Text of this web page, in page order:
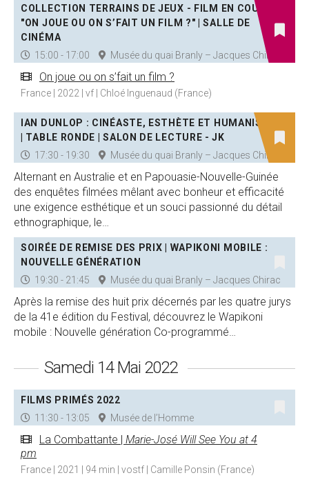
COLLECTION TERRAINS DE JEUX - FILM EN COURS
"ON JOUE OU ON S’FAIT UN FILM ?" | SALLE DE
CINÉMA
15:00 - 17:00
Musée du quai Branly – Jacques Chirac
On joue ou on s’fait un film ?
France | 2022 | vf | Chloé Inguenaud (France)
IAN DUNLOP : CINÉASTE, ESTHÈTE ET HUMANISTE
| TABLE RONDE | SALON DE LECTURE - JK
17:30 - 19:30
Musée du quai Branly – Jacques Chirac
Alternant en Australie et en Papouasie-Nouvelle-Guinée
des enquêtes filmées mêlant avec bonheur et efficacité
une exigence esthétique et un souci passionné du détail
ethnographique, le…
SOIRÉE DE REMISE DES PRIX | WAPIKONI MOBILE :
NOUVELLE GÉNÉRATION
19:30 - 21:45
Musée du quai Branly – Jacques Chirac
Après la remise des huit prix décernés par les quatre jurys
de la 41e édition du Festival, découvrez le Wapikoni
mobile : Nouvelle génération Co-programmé…
Samedi 14 Mai 2022
FILMS PRIMÉS 2022
11:30 - 13:05
Musée de l’Homme
La Combattante | Marie-José Will See You at 4
pm
France | 2021 | 94 min | vostf | Camille Ponsin (France)